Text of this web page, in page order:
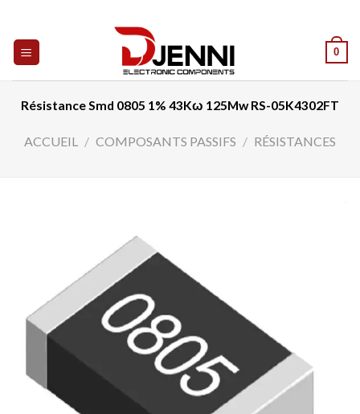
content
0
Résistance Smd 0805 1% 43Kω 125Mw RS-05K4302FT
ACCUEIL / COMPOSANTS PASSIFS / RÉSISTANCES